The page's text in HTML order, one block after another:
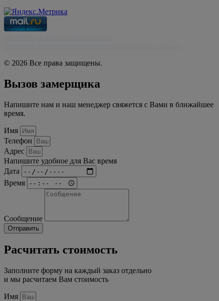
© 2026 Все права защищены.
Вызов замерщика
Напишите нам и наш менеджер свяжется с Вами в ближайшее
время.
Имя
Телефон
Адрес
Напишите удобное для Вас время
Дата
Время
Сообщение
Отправить
Расчитать стоимость
Заполните форму на каждый заказ отдельно
и мы расчитаем Вам стоимость
Имя